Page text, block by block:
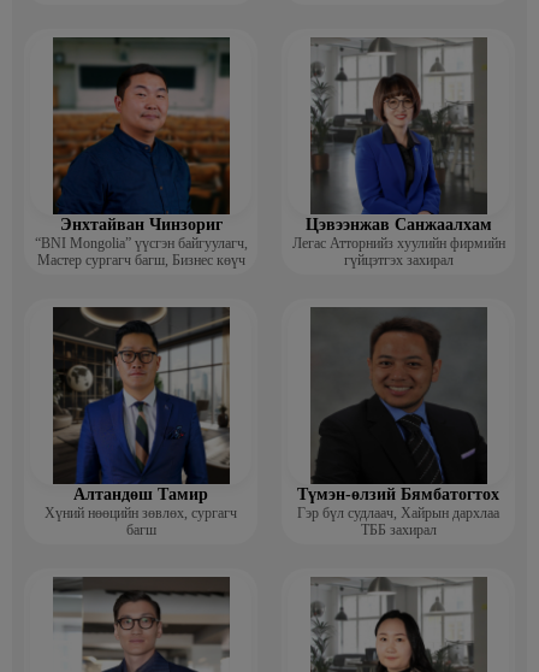
Энхтайван Чинзориг
“BNI Mongolia” үүсгэн байгуулагч,
Мастер сургагч багш, Бизнес көүч
Цэвээнжав Санжаалхам
Легас Атторнийз хуулийн фирмийн
гүйцэтгэх захирал
Алтандөш Тамир
Хүний нөөцийн зөвлөх, сургагч
багш
Түмэн-өлзий Бямбатогтох
Гэр бүл судлаач, Хайрын дархлаа
ТББ захирал